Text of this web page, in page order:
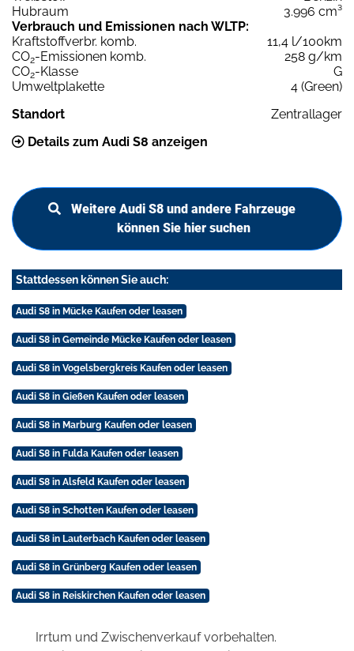
Hubraum
3.996 cm³
Verbrauch und Emissionen nach WLTP:
Kraftstoffverbr. komb.
11,4 l/100km
CO2-Emissionen komb.
258 g/km
CO2-Klasse
G
Umweltplakette
4 (Green)
Standort
Zentrallager
Details zum Audi S8 anzeigen
Weitere Audi S8 und andere Fahrzeuge
können Sie hier suchen
Stattdessen können Sie auch:
Audi S8 in Mücke Kaufen oder leasen
Audi S8 in Gemeinde Mücke Kaufen oder leasen
Audi S8 in Vogelsbergkreis Kaufen oder leasen
Audi S8 in Gießen Kaufen oder leasen
Audi S8 in Marburg Kaufen oder leasen
Audi S8 in Fulda Kaufen oder leasen
Audi S8 in Alsfeld Kaufen oder leasen
Audi S8 in Schotten Kaufen oder leasen
Audi S8 in Lauterbach Kaufen oder leasen
Audi S8 in Grünberg Kaufen oder leasen
Audi S8 in Reiskirchen Kaufen oder leasen
Irrtum und Zwischenverkauf vorbehalten.